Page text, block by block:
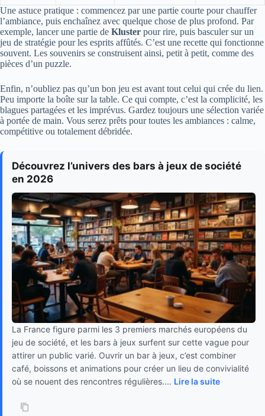
Une astuce pratique : commencez par une partie courte pour chauffer
l’ambiance, puis enchaînez avec quelque chose de plus profond. Par
exemple, lancer une partie de Kluster pour rire, puis basculer sur un
jeu de stratégie pour les esprits affûtés. C’est une recette qui fonctionne
souvent. Les souvenirs se construisent ainsi, petit à petit, comme des
pièces d’un puzzle.
Enfin, n’oubliez pas qu’un bon jeu est avant tout celui qui crée du lien.
Peu importe la boîte sur la table. Ce qui compte, c’est la complicité, les
blagues partagées et les imprévus. Gardez toujours une sélection variée
à portée de main. Vous serez prêts pour toutes les ambiances : calme,
compétitive ou totalement débridée.
Découvrez l’univers des bars à jeux de société
en 2026
La France figure parmi les 3 premiers marchés européens du
jeu de société, et les bars à jeux surfent sur cette vague pour
attirer un public varié. Ouvrir un bar à jeux, c’est combiner
café, boissons et animations pour créer un lieu de convivialité
où se nouent des rencontres régulières.... Lire la suite